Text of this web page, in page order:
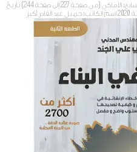
عنوانُ الكتابِ: عِمارةُ الأرضِ في الإسلامِ – الفصل السابع: الأماكن (من صفحة 227 إلى صفحة 244) تاريخُ